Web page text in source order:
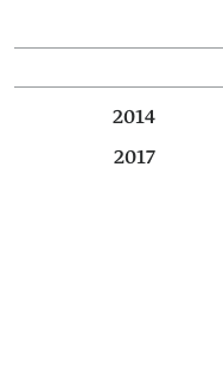
2014
2017